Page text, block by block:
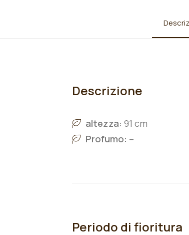
Descrizione
altezza: 91 cm
Profumo: –
Periodo di fioritura